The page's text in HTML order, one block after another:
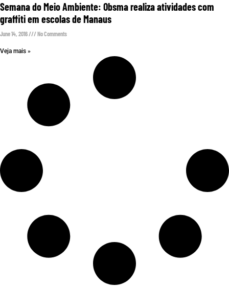
Semana do Meio Ambiente: Obsma realiza atividades com
graffiti em escolas de Manaus
June 14, 2016 No Comments
Veja mais »